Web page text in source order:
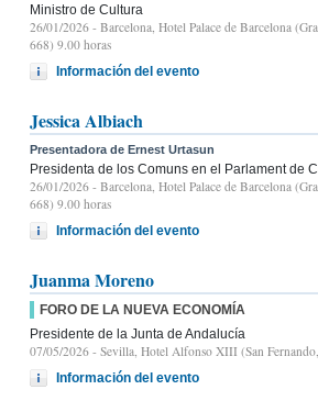
Ministro de Cultura
26/01/2026 - Barcelona, Hotel Palace de Barcelona
668) 9.00 horas
Información del evento
Jessica Albiach
Presentadora de Ernest Urtasun
Presidenta de los Comuns en el Parlament de
26/01/2026 - Barcelona, Hotel Palace de Barcelona
668) 9.00 horas
Información del evento
Juanma Moreno
FORO DE LA NUEVA ECONOMÍA
Presidente de la Junta de Andalucía
07/05/2026 - Sevilla, Hotel Alfonso XIII (San
Información del evento